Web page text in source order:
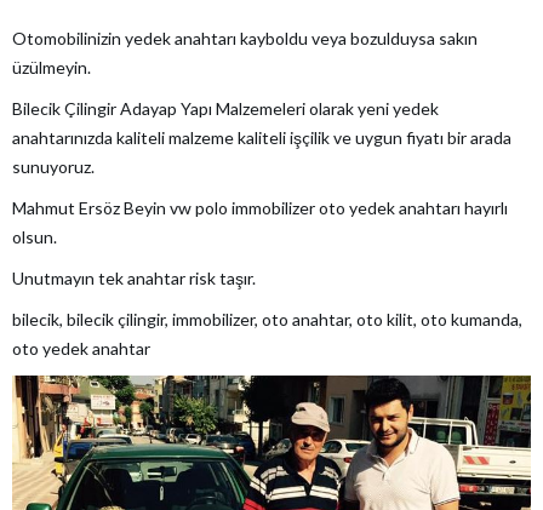
Otomobilinizin yedek anahtarı kayboldu veya bozulduysa sakın
üzülmeyin.
Bilecik Çilingir Adayap Yapı Malzemeleri olarak yeni yedek
anahtarınızda kaliteli malzeme kaliteli işçilik ve uygun fiyatı bir arada
sunuyoruz.
Mahmut Ersöz Beyin vw polo immobilizer oto yedek anahtarı hayırlı
olsun.
Unutmayın tek anahtar risk taşır.
bilecik, bilecik çilingir, immobilizer, oto anahtar, oto kilit, oto kumanda,
oto yedek anahtar